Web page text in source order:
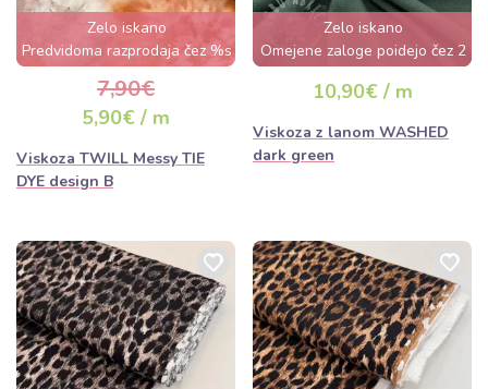
Zelo iskano
Predvidoma razprodaja čez %s
dan
7,90€
5,90€ / m
Viskoza TWILL Messy TIE
DYE design B
Zelo iskano
Omejene zaloge poidejo čez 2
dni
10,90€ / m
Viskoza z lanom WASHED
dark green